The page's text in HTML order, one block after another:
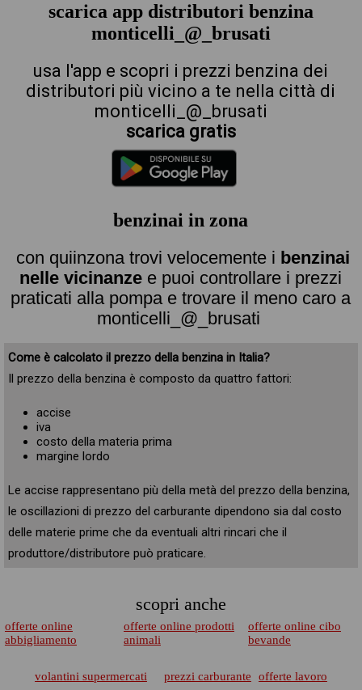
scarica app distributori benzina
monticelli_@_brusati
usa l'app e scopri i prezzi benzina dei
distributori più vicino a te nella città di
monticelli_@_brusati
scarica gratis
benzinai in zona
con quiinzona trovi velocemente i benzinai
nelle vicinanze e puoi controllare i prezzi
praticati alla pompa e trovare il meno caro a
monticelli_@_brusati
Come è calcolato il prezzo della benzina in Italia?
Il prezzo della benzina è composto da quattro fattori:
accise
iva
costo della materia prima
margine lordo
Le accise rappresentano più della metà del prezzo della benzina,
le oscillazioni di prezzo del carburante dipendono sia dal costo
delle materie prime che da eventuali altri rincari che il
produttore/distributore può praticare.
scopri anche
offerte online
abbigliamento
offerte online prodotti
animali
offerte online cibo
bevande
volantini supermercati prezzi carburante
offerte lavoro